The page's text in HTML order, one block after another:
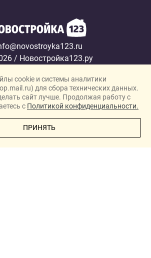
/ Новостройка123.ру
конфиденциальности
персональных данных
Новостройки
Застройщики
ПОЗВОНИТЕ МНЕ
cookie и системы аналитики
для сбора технических данных.
сайт лучше. Продолжая работу с
с Политикой конфиденциальности.
ПРИНЯТЬ